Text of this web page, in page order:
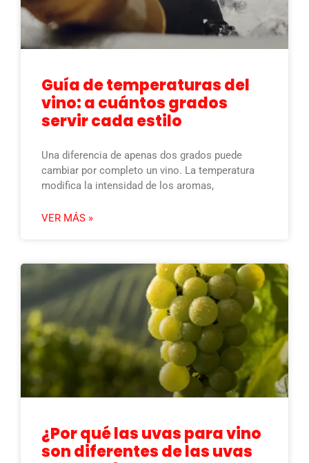
Guía de temperaturas del
vino: a cuántos grados
servir cada estilo
Una diferencia de apenas dos grados puede
cambiar por completo un vino. La temperatura
modifica la intensidad de los aromas,
VER MÁS »
¿Por qué las uvas para vino
son diferentes de las uvas